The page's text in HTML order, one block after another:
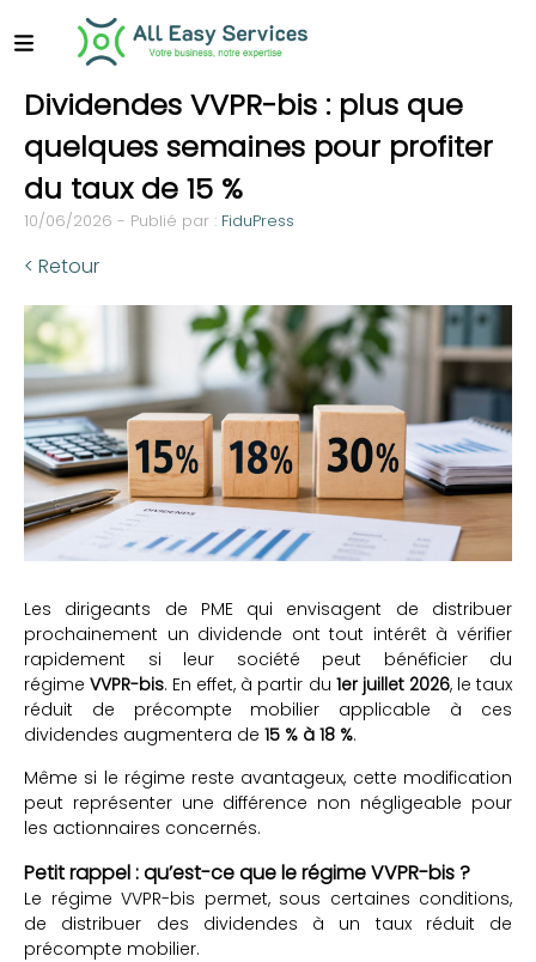
Dividendes VVPR-bis : plus que
quelques semaines pour profiter
du taux de 15 %
10/06/2026 - Publié par : FiduPress
< Retour
Les dirigeants de PME qui envisagent de distribuer
prochainement un dividende ont tout intérêt à vérifier
rapidement si leur société peut bénéficier du
régimeVVPR-bis. En effet, à partir du 1er juillet 2026, le taux
réduit de précompte mobilier applicable à ces
dividendes augmentera de 15 % à 18 %.
Même si le régime reste avantageux, cette modification
peut représenter une différence non négligeable pour
les actionnaires concernés.
Petit rappel : qu’est-ce que le régime VVPR-bis ?
Le régime VVPR-bis permet, sous certaines conditions,
de distribuer des dividendes à un taux réduit de
précompte mobilier.